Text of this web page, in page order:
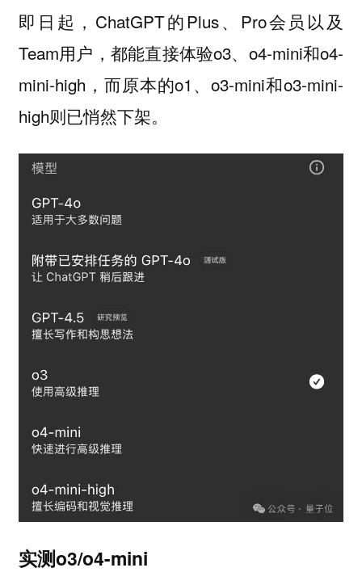
即日起，ChatGPT的Plus、Pro会员以及
Team用户，都能直接体验o3、o4-mini和o4-
mini-high，而原本的o1、o3-mini和o3-mini-
high则已悄然下架。
实测o3/o4-mini